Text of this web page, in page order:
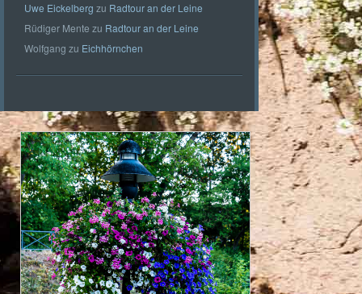
Uwe Eickelberg zu Radtour an der Leine
Rüdiger Mente zu Radtour an der Leine
Wolfgang zu Eichhörnchen